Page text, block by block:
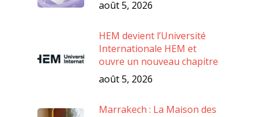
août 5, 2026
HEM devient l’Université
Internationale HEM et
ouvre un nouveau chapitre
août 5, 2026
Marrakech : La Maison des